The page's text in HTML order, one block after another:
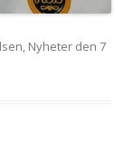
, Nyheter den 7